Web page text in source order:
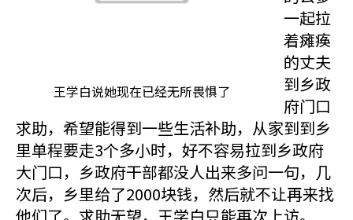
王学白说她现在已经无所畏惧了
一起拉
着瘫痪
的丈夫
到乡政
府门口
求助，希望能得到一些生活补助，从家到到乡
里单程要走3个多小时，好不容易拉到乡政府
大门口，乡政府干部都没人出来多问一句，几
次后，乡里给了2000块钱，然后就不让再来找